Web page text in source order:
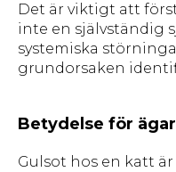
Det är viktigt att
inte en självständig
systemiska
grundorsaken
Betydelse för
Gulsot hos en katt